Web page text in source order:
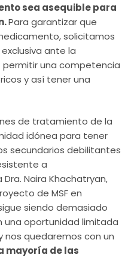
sea asequible para
Para garantizar que
solicitamos
ante la
permitir una competencia
y así tener una
de tratamiento de la
idónea para tener
secundarios debilitantes
a
Naira Khachatryan,
de MSF en
siendo demasiado
una oportunidad limitada
quedaremos con un
mayoría de las